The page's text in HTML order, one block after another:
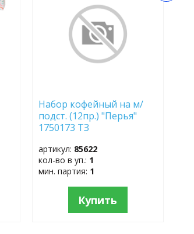
Набор кофейный на м/
подст. (12пр.) "Перья"
1750173 ТЗ
артикул: 85622
кол-во в уп.: 1
мин. партия: 1
Купить